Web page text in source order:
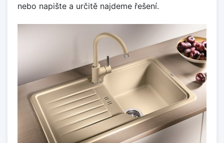
nebo napište a určitě najdeme řešení.